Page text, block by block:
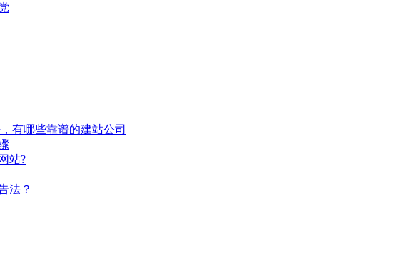
有哪些靠谱的建站公司
站?
法？